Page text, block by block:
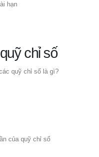
hạn
chỉ số
quỹ chỉ số là gì?
của quỹ chỉ số